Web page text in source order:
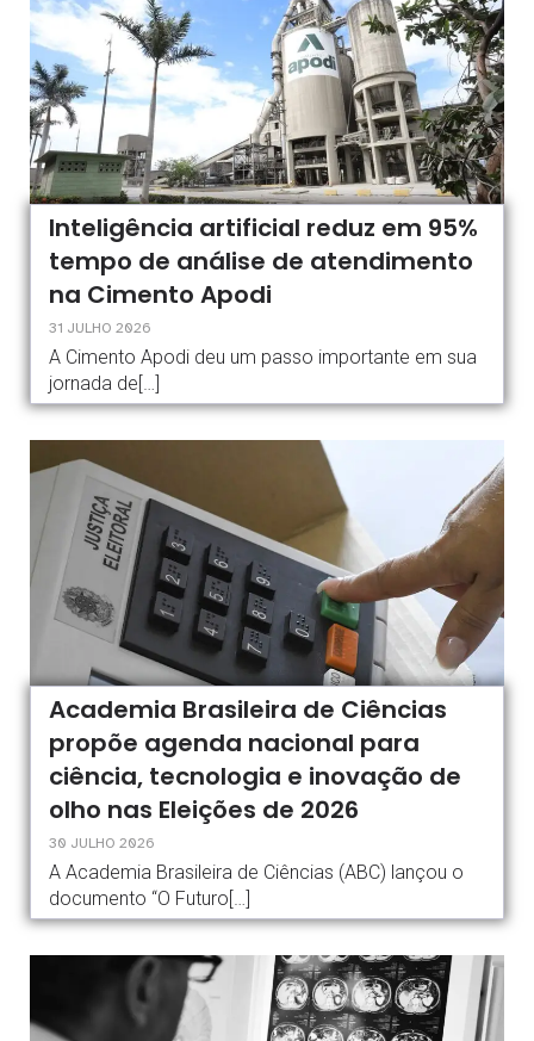
Inteligência artificial reduz em 95%
tempo de análise de atendimento
na Cimento Apodi
31 JULHO 2026
A Cimento Apodi deu um passo importante em sua
jornada de[…]
Academia Brasileira de Ciências
propõe agenda nacional para
ciência, tecnologia e inovação de
olho nas Eleições de 2026
30 JULHO 2026
A Academia Brasileira de Ciências (ABC) lançou o
documento “O Futuro[…]